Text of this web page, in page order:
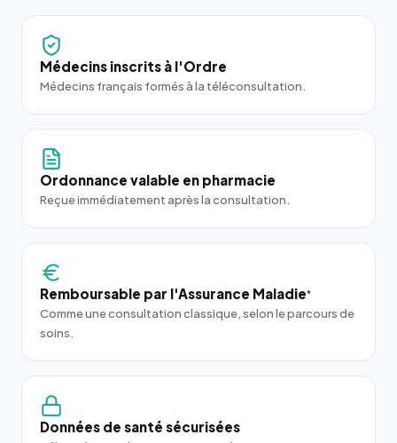
Médecins inscrits à l'Ordre
Médecins français formés à la téléconsultation.
Ordonnance valable en pharmacie
Reçue immédiatement après la consultation.
Remboursable par l'Assurance Maladie*
Comme une consultation classique, selon le parcours de
soins.
Données de santé sécurisées